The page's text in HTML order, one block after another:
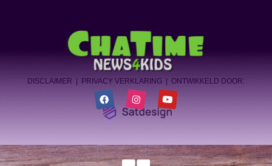
DISCLAIMER PRIVACY VERKLARING | ONTWIKKELD DOOR: